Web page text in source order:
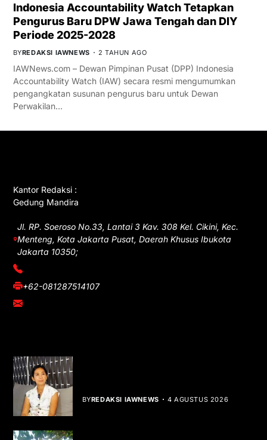
Indonesia Accountability Watch Tetapkan
Pengurus Baru DPW Jawa Tengah dan DIY
Periode 2025-2028
BYREDAKSI IAWNEWS 2 TAHUN AGO
IAWNews.com – Dewan Pimpinan Pusat (DPP) Indonesia
Accountability Watch (IAW) secara resmi mengumumkan
pengangkatan susunan pengurus baru untuk Dewan
Perwakilan…
Kantor Redaksi :
Gedung Mandira
Jl. RP. Soeroso No.33, Lantai 3 Kav. 308 Kel. Cikini, Kec.
Menteng, Kota Jakarta Pusat, Daerah Khusus Ibukota
Jakarta 10350;
(021) 3908026
+62-081287514107
adm@iawnews.com
BYREDAKSI IAWNEWS 4 AGUSTUS 2026